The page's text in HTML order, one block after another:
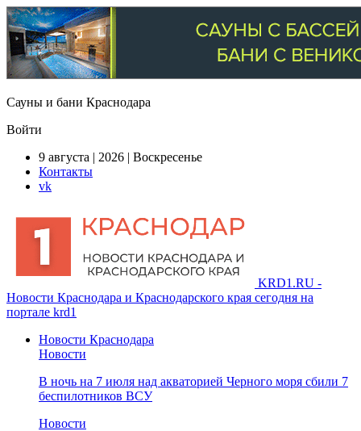
Сауны и бани Краснодара
Войти
9 августа | 2026 | Воскресенье
Контакты
vk
KRD1.RU -
Новости Краснодара и Краснодарского края сегодня на
портале krd1
Новости Краснодара
Новости
В ночь на 7 июля над акваторией Черного моря сбили 7
беспилотников ВСУ
Новости